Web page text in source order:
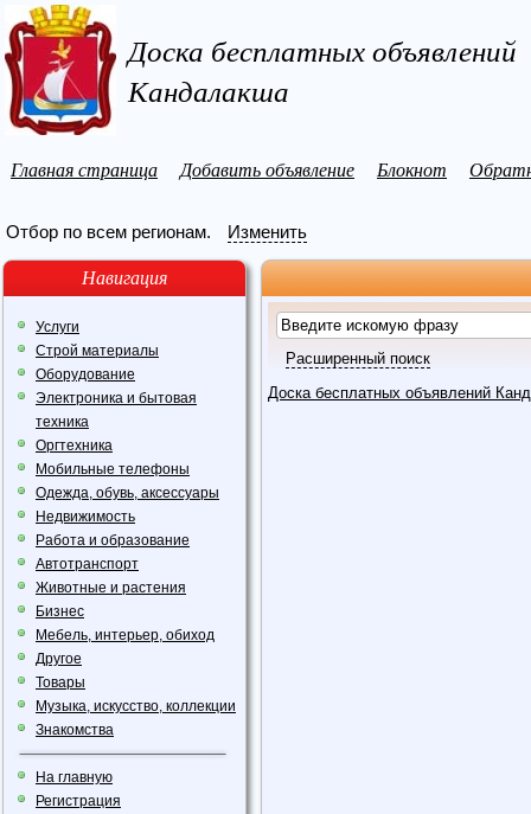
Доска бесплатных объявлений
Кандалакша
Главная страница Добавить объявление Блокнот
Отбор по всем регионам. Изменить
Навигация
Услуги
Строй материалы
Оборудование
Электроника и бытовая
техника
Оргтехника
Мобильные телефоны
Одежда, обувь, аксессуары
Недвижимость
Работа и образование
Автотранспорт
Животные и растения
Бизнес
Мебель, интерьер, обиход
Другое
Товары
Музыка, искусство, коллекции
Знакомства
На главную
Регистрация
Расширенный поиск
Доска бесплатных объявлений